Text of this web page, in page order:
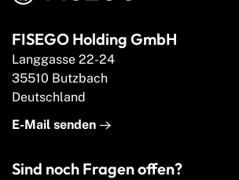
FISEGO Holding GmbH
Langgasse 22-24
35510 Butzbach
Deutschland
E-Mail senden
Sind noch Fragen offen?